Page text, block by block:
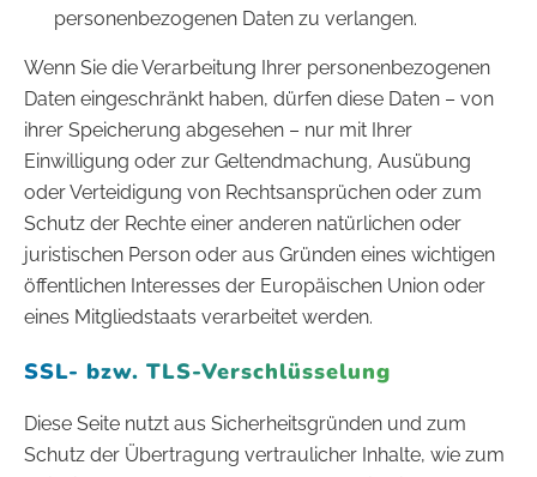
personenbezogenen Daten zu verlangen.
Wenn Sie die Verarbeitung Ihrer personenbezogenen
Daten eingeschränkt haben, dürfen diese Daten – von
ihrer Speicherung abgesehen – nur mit Ihrer
Einwilligung oder zur Geltendmachung, Ausübung
oder Verteidigung von Rechtsansprüchen oder zum
Schutz der Rechte einer anderen natürlichen oder
juristischen Person oder aus Gründen eines wichtigen
öffentlichen Interesses der Europäischen Union oder
eines Mitgliedstaats verarbeitet werden.
SSL- bzw. TLS-Verschlüsselung
Diese Seite nutzt aus Sicherheitsgründen und zum
Schutz der Übertragung vertraulicher Inhalte, wie zum